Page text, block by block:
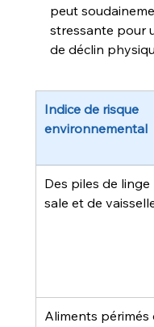
peut
stressante pour
de déclin
Indice de risque
environnemental
Des piles de linge
sale et de
Aliments périmés